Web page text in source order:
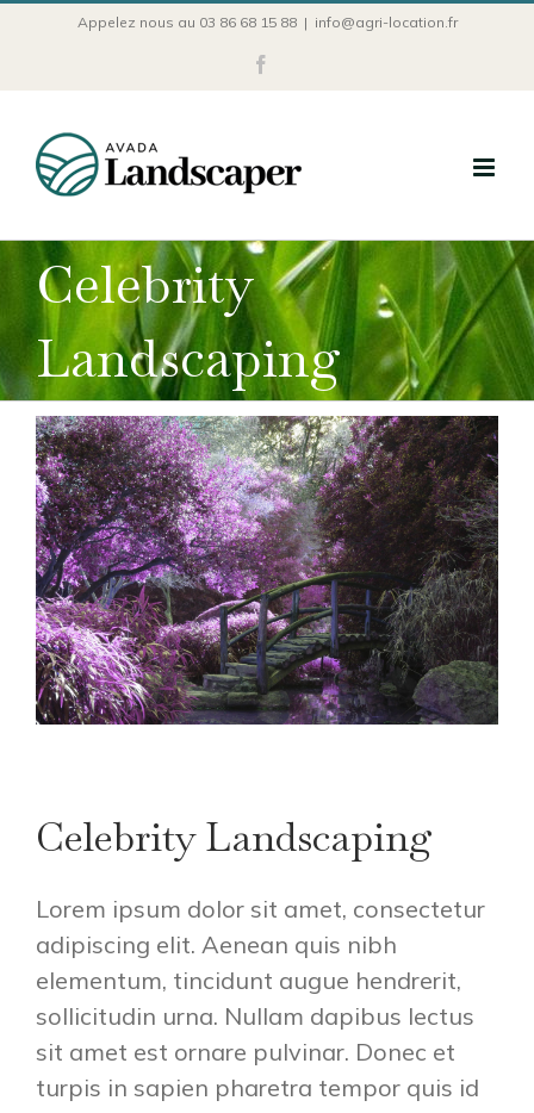
Appelez nous au 03 86 68 15 88 | info@agri-location.fr
Celebrity
Landscaping
Celebrity Landscaping
Lorem ipsum dolor sit amet, consectetur
adipiscing elit. Aenean quis nibh
elementum, tincidunt augue hendrerit,
sollicitudin urna. Nullam dapibus lectus
sit amet est ornare pulvinar. Donec et
turpis in sapien pharetra tempor quis id